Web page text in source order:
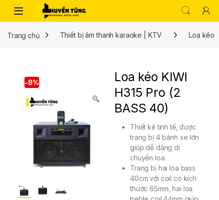
Trang chủ Thiết bị âm thanh karaoke | KTV Loa kéo
-8%
Loa kéo KIWI
H315 Pro (2
BASS 40)
Thiết kế tinh tế, được
trang bị 4 bánh xe lớn
giúp dễ dàng di
chuyển loa.
Trang bị hai loa bass
40cm với coil có kích
thước 65mm, hai loa